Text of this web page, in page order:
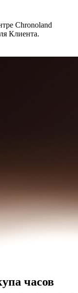
Chronoland
Клиента.
часов